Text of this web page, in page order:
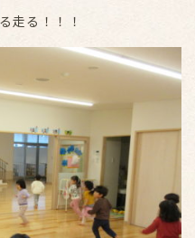
走る！！！